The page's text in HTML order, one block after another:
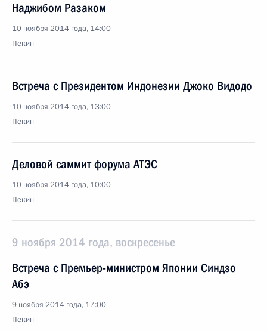
Наджибом Разаком
10 ноября 2014 года, 14:00
Пекин
Встреча с Президентом Индонезии Джоко Видодо
10 ноября 2014 года, 13:00
Пекин
Деловой саммит форума АТЭС
10 ноября 2014 года, 10:00
Пекин
9 ноября 2014 года, воскресенье
Встреча с Премьер-министром Японии Синдзо
Абэ
9 ноября 2014 года, 17:00
Пекин